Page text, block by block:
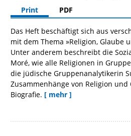
Print
PDF
Das Heft beschäftigt sich aus
mit dem Thema »Religion, Glaube
Unter anderem beschreibt die
Moré, wie alle Religionen in
die jüdische Gruppenanalytikerin
Zusammenhänge von Religion
Biografie. [ mehr ]